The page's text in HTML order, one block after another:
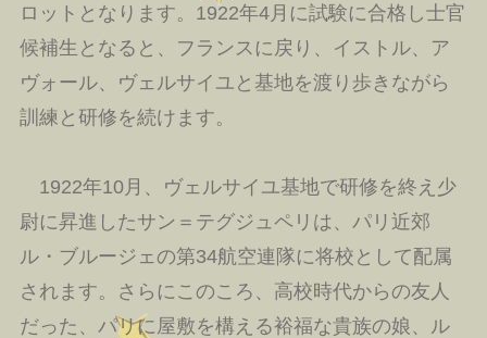
ロットとなります。1922年4月に試験に合格し士官
候補生となると、フランスに戻り、イストル、ア
ヴォール、ヴェルサイユと基地を渡り歩きながら
訓練と研修を続けます。
1922年10月、ヴェルサイユ基地で研修を終え少
尉に昇進したサン＝テグジュペリは、パリ近郊
ル・ブルージェの第34航空連隊に将校として配属
されます。さらにこのころ、高校時代からの友人
だった、パリに屋敷を構える裕福な貴族の娘、ル